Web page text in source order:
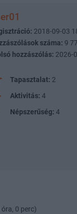
2018-09-03
száma: 9
hozzászólás: 2026-
Tapasztalat: 2
Aktivitás: 4
Népszerűség: 4
0 perc)